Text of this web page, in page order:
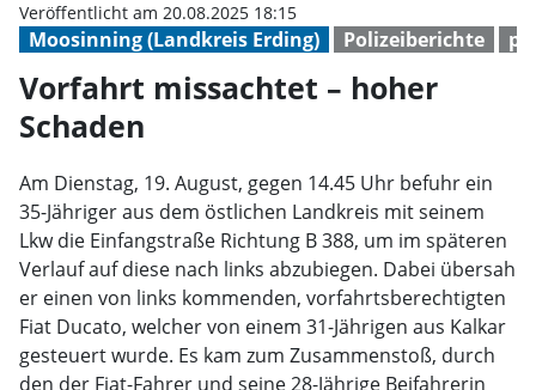
Moosinning (Landkreis Erding) Polizeiberichte
Veröffentlicht am 20.08.2025 18:15
Vorfahrt missachtet – hoher
Schaden
Am Dienstag, 19. August, gegen 14.45 Uhr befuhr ein
35-Jähriger aus dem östlichen Landkreis mit seinem
Lkw die Einfangstraße Richtung B 388, um im späteren
Verlauf auf diese nach links abzubiegen. Dabei übersah
er einen von links kommenden, vorfahrtsberechtigten
Fiat Ducato, welcher von einem 31-Jährigen aus Kalkar
gesteuert wurde. Es kam zum Zusammenstoß, durch
den der Fiat-Fahrer und seine 28-Jährige Beifahrerin